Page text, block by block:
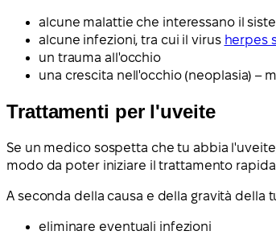
alcune malattie che interessano il
alcune infezioni, tra cui il virus herpes
un trauma all'occhio
una crescita nell'occhio (neoplasia) –
Trattamenti per l'uveite
Se un medico sospetta che tu abbia
modo da poter iniziare il trattamento
A seconda della causa e della gravità
eliminare eventuali infezioni